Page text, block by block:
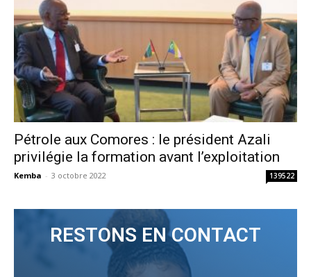
Pétrole aux Comores : le président Azali
privilégie la formation avant l’exploitation
Kemba - 3 octobre 2022 139522
RESTONS EN CONTACT